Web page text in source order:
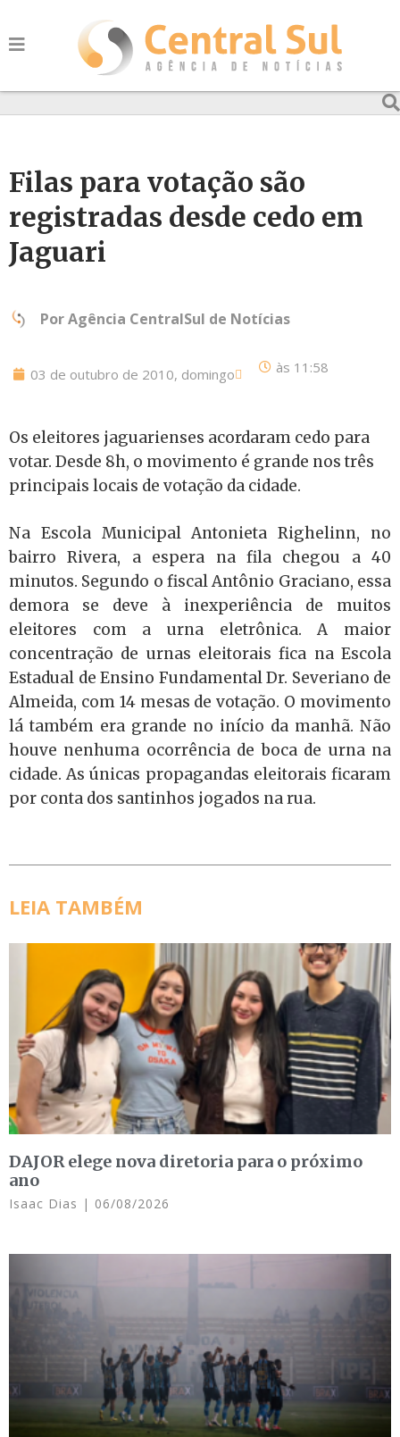
Filas para votação são
registradas desde cedo em
Jaguari
PorAgência CentralSul de Notícias
03 de outubro de 2010, domingo às 11:58
Os eleitores jaguarienses acordaram cedo para
votar. Desde 8h, o movimento é grande nos três
principais locais de votação da cidade.
Na Escola Municipal Antonieta Righelinn, no
bairro Rivera, a espera na fila chegou a 40
minutos. Segundo o fiscal Antônio Graciano, essa
demora se deve à inexperiência de muitos
eleitores com a urna eletrônica. A maior
concentração de urnas eleitorais fica na Escola
Estadual de Ensino Fundamental Dr. Severiano de
Almeida, com 14 mesas de votação. O movimento
lá também era grande no início da manhã. Não
houve nenhuma ocorrência de boca de urna na
cidade. As únicas propagandas eleitorais ficaram
por conta dos santinhos jogados na rua.
LEIA TAMBÉM
DAJOR elege nova diretoria para o próximo
ano
Isaac Dias 06/08/2026